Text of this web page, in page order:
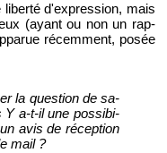
d'ex­pres­sion, mais
(ayant ou non un rap­
ré­cem­ment, posée
la ques­tion de sa­
Y a-t-il une pos­si­bi­
avis de ré­cep­tion
mail ?